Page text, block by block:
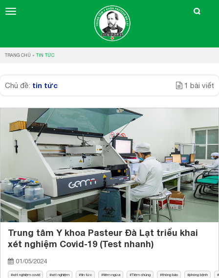
TRANG CHỦ » TIN TỨC
Chủ đề: tin tức 1 bài viết
Trung tâm Y khoa Pasteur Đà Lạt triểu khai
xét nghiệm Covid-19 (Test nhanh)
01/05/2024
xét nghiệm covid xét nghiệm tin tức tiêm ngừa Tiêm chủng thông báo phòng bệnh